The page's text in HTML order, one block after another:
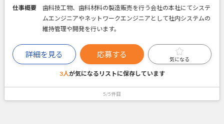
仕事概要
歯科技工物、歯科材料の製造販売を行う会社の本社にてシステ
ムエンジニアやネットワークエンジニアとして社内システムの
維持管理や開発を行います。
詳細を見る 応募する
気になる
3人が気になるリストに保存しています
5/5件目